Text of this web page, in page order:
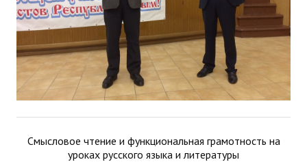
Смысловое чтение и функциональная грамотность на
уроках русского языка и литературы